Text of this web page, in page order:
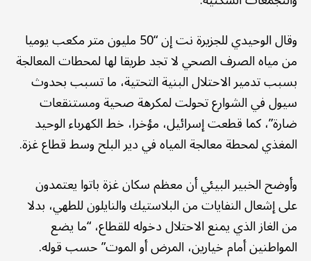
وقال الوحيدي للجزيرة نت إن “50 مليون متر مكعب يوميا
من مياه الصرف الصحي لا تجد طريقا لها لمحطات المعالجة
بسبب تدمير الاحتلال البنية التحتية، ما تسبب بحدوث
سيول في الشوارع تحولت لمكرهة صحية ومستنقعات
ضارة”، كما قطعت إسرائيل، مؤخرا، خط الكهرباء الوحيد
المغذي لمحطة معالجة المياه في دير البلح وسط قطاع غزة.
وأوضح الخبير البيئي أن معظم سكان غزة باتوا يعتمدون
على إشعال النفايات من البلاستيك والنايلون للطهي، بدلا
من الغاز الذي يمنع الاحتلال دخوله للقطاع، “ما يضع
المواطنين أمام خيارين، المرض أو الموت” حسب قوله.